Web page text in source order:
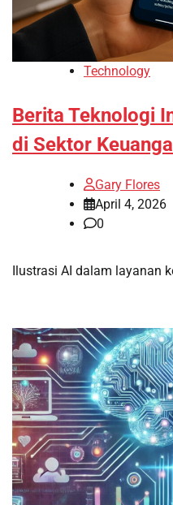
Technology
Berita Teknologi
di Sektor
Gary Flores
April 4, 2026
0
Ilustrasi AI dalam layanan